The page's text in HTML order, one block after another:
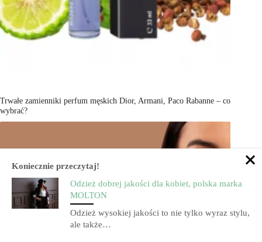
Trwałe zamienniki perfum męskich Dior, Armani, Paco Rabanne – co
wybrać?
Koniecznie przeczytaj!
Odzież dobrej jakości dla kobiet, polska marka
MOLTON
Odzież wysokiej jakości to nie tylko wyraz stylu,
ale także…